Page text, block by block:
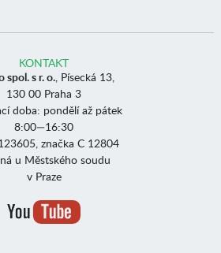
KONTAKT
spol. s r. o., Písecká 13,
130 00 Praha 3
doba: pondělí až pátek
8:00—16:30
značka C 12804
u Městského soudu
v Praze